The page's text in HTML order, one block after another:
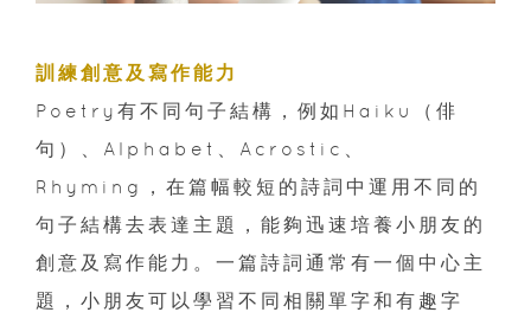
訓練創意及寫作能力
Poetry有不同句子結構，例如Haiku（俳
句）、Alphabet、Acrostic、
Rhyming，在篇幅較短的詩詞中運用不同的
句子結構去表達主題，能夠迅速培養小朋友的
創意及寫作能力。一篇詩詞通常有一個中心主
題，小朋友可以學習不同相關單字和有趣字